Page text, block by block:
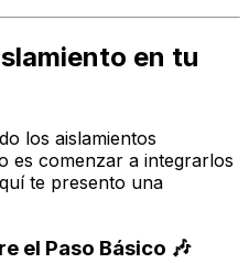
en tu
los aislamientos
es comenzar a integrarlos
te presento una
el Paso Básico 🎶